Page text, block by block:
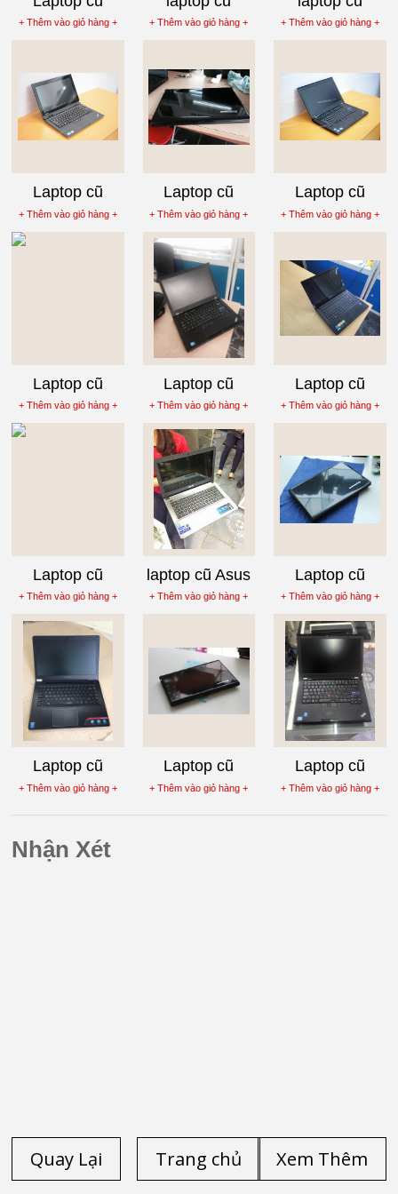
Lenovo
Thinkpad
2640M, Ram
4G, VGA Rời
+ Thêm vào giỏ hàng +
Lenovo
thinkpad t420
+ Thêm vào giỏ hàng +
Lenovo
ThinkPad
920QM
+ Thêm vào giỏ hàng +
Laptop cũ
Lenovo
Thinkpad x1,
+ Thêm vào giỏ hàng +
Laptop cũ
Lenovo G470
Core i3 2330M
+ Thêm vào giỏ hàng +
Laptop cũ
Lenovo
Thinkpad
2520M, Ram
4G, HDD 250G
HD+
+ Thêm vào giỏ hàng +
Laptop cũ
Lenovo
Thinkpad T410
+ Thêm vào giỏ hàng +
Laptop cũ
Lenovo
Thinkpad T410i
core i5 450M
+ Thêm vào giỏ hàng +
Laptop cũ
Lenovo G40-70
Core i3-4005U
+ Thêm vào giỏ hàng +
Laptop cũ
Lenovo G5070
Core i7-4510U
+ Thêm vào giỏ hàng +
laptop cũ Asus
X450LA Core
i5-4200U còn
+ Thêm vào giỏ hàng +
Laptop cũ
Lenovo
Ideapad G460
Core i3 380M
+ Thêm vào giỏ hàng +
Laptop cũ
Lenovo U41-70
+ Thêm vào giỏ hàng +
Laptop cũ
Lenovo
+ Thêm vào giỏ hàng +
Laptop cũ
Lenovo
+ Thêm vào giỏ hàng +
Nhận Xét
Quay Lại Xem Thêm
Trang chủ